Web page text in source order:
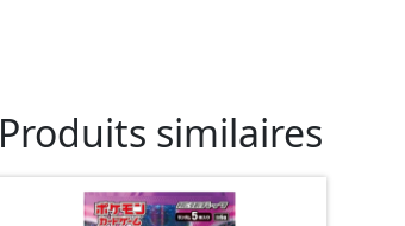
Produits similaires